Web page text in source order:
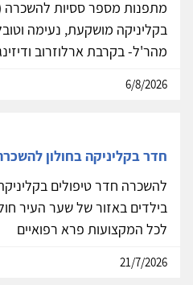
מתפנות מספר ססיות להשכרה
בקליניקה מושקעת, נעימה
מהר'ל- בקרבת ארלוזרוב
6/8/2026
חדר בקליניקה בחולון
להשכרה חדר טיפולים
בילדים באזור של שער העיר
לכל המקצועות פרא רפואיים
21/7/2026